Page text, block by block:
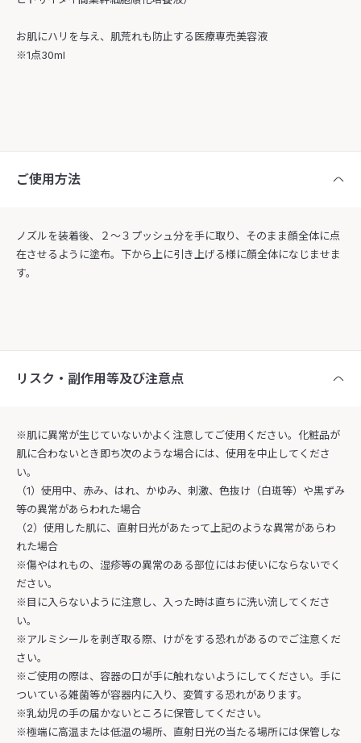
お肌にハリを与え、肌荒れも防止する医療専売美容液
※1点30ml
ご使用方法
ノズルを装着後、２〜３プッシュ分を手に取り、そのまま顔全体に点
在させるように塗布。下から上に引き上げる様に顔全体になじませま
す。
リスク・副作用等及び注意点
※肌に異常が生じていないかよく注意してご使用ください。化粧品が
肌に合わないとき即ち次のような場合には、使用を中止してくださ
い。
（1）使用中、赤み、はれ、かゆみ、刺激、色抜け（白斑等）や黒ずみ
等の異常があらわれた場合
（2）使用した肌に、直射日光があたって上記のような異常があらわ
れた場合
※傷やはれもの、湿疹等の異常のある部位にはお使いにならないでく
ださい。
※目に入らないように注意し、入った時は直ちに洗い流してくださ
い。
※アルミシールを剥ぎ取る際、けがをする恐れがあるのでご注意くだ
さい。
※ご使用の際は、容器の口が手に触れないようにしてください。手に
ついている雑菌等が容器内に入り、変質する恐れがあります。
※乳幼児の手の届かないところに保管してください。
※極端に高温または低温の場所、直射日光の当たる場所には保管しな